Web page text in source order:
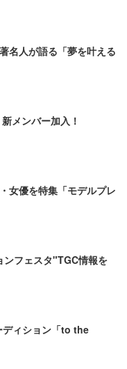
名人が語る「夢を叶える
メンバー加入！
女優を特集「モデルプレ
フェスタ"TGC情報を
ィション「to the